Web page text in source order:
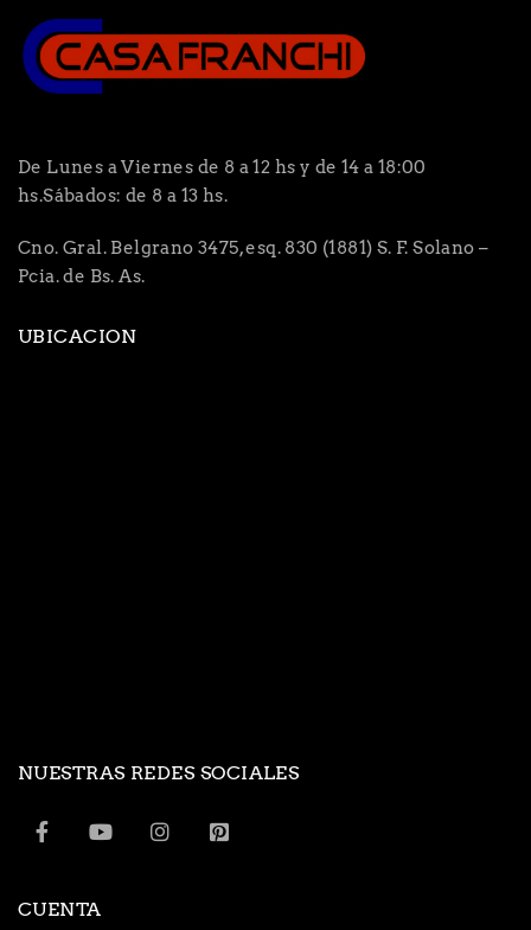
De Lunes a Viernes de 8 a 12 hs y de 14 a 18:00
hs.Sábados: de 8 a 13 hs.
Cno. Gral. Belgrano 3475, esq. 830 (1881) S. F. Solano –
Pcia. de Bs. As.
UBICACION
NUESTRAS REDES SOCIALES
CUENTA